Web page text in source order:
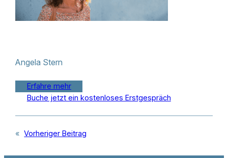
Angela Stern
Erfahre mehr
Buche jetzt ein kostenloses Erstgespräch
« Vorheriger Beitrag